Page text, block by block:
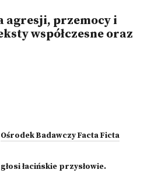
przemocy i
współczesne oraz
Ośrodek Badawczy Facta Ficta
łacińskie przysłowie.